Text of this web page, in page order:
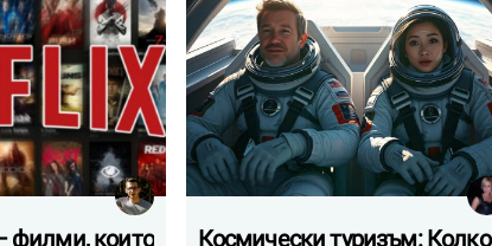
филми, които
Космически туризъм: Колко